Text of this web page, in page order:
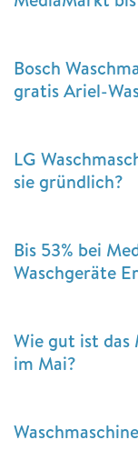
Bosch
gratis Ariel-
LG
sie gründlich?
Bis 53% bei
Waschgeräte
Wie gut ist
im Mai?